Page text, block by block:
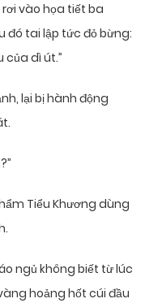
vào họa tiết ba
đó tai lập tức đỏ bừng:
của dì út.”
lại bị hành động
Tiểu Khương dùng
ngủ không biết từ lúc
hoảng hốt cúi đầu